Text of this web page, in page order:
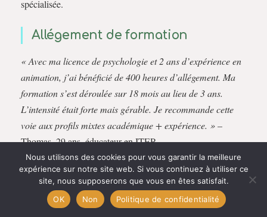
spécialisée.
Allégement de formation
« Avec ma licence de psychologie et 2 ans d’expérience en
animation, j’ai bénéficié de 400 heures d’allégement. Ma
formation s’est déroulée sur 18 mois au lieu de 3 ans.
L’intensité était forte mais gérable. Je recommande cette
voie aux profils mixtes académique + expérience. »–
Thomas, 29 ans, éducateur en ITEP.
Vous devriez également aimer : On a testé
Dicorama : Pionnier des formations
Nous utilisons des cookies pour vous garantir la meilleure
expérience sur notre site web. Si vous continuez à utiliser ce
site, nous supposerons que vous en êtes satisfait.
OK
Non Politique de confidentialité